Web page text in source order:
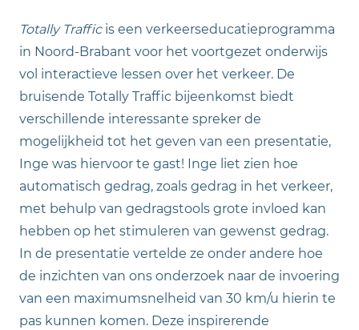
Totally Trafficis een verkeerseducatieprogramma
in Noord-Brabant voor het voortgezet onderwijs
vol interactieve lessen over het verkeer. De
bruisende Totally Traffic bijeenkomst biedt
verschillende interessante spreker de
mogelijkheid tot het geven van een presentatie,
Inge was hiervoor te gast! Inge liet zien hoe
automatisch gedrag, zoals gedrag in het verkeer,
met behulp van gedragstools grote invloed kan
hebben op het stimuleren van gewenst gedrag.
In de presentatie vertelde ze onder andere hoe
de inzichten van ons onderzoek naar de invoering
van een maximumsnelheid van 30 km/u hierin te
pas kunnen komen. Deze inspirerende